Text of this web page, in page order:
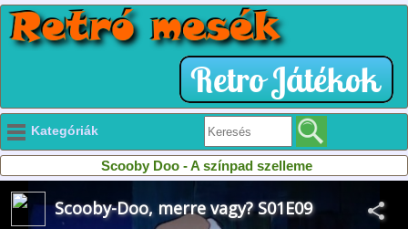
Kategóriák
Scooby Doo - A színpad szelleme